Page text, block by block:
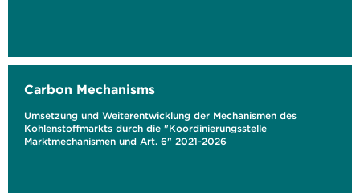
Carbon Mechanisms
Umsetzung und Weiterentwicklung der Mechanismen des
Kohlenstoffmarkts durch die "Koordinierungsstelle
Marktmechanismen und Art. 6" 2021-2026